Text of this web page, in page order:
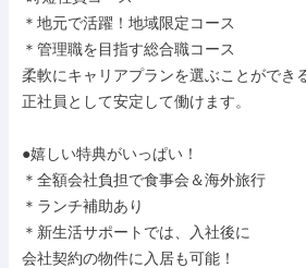
＊地元で活躍！地域限定コース
＊管理職を目指す総合職コース
柔軟にキャリアプランを選ぶことができ
正社員として安定して働けます。
●嬉しい特典がいっぱい！
＊全額会社負担で食事会＆海外旅行
＊ランチ補助あり
＊新生活サポートでは、入社後に
会社契約の物件に入居も可能！